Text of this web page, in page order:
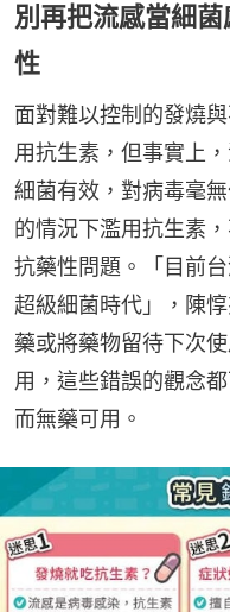
別再把流感當細
性
面對難以控制的發燒
用抗生素，但事實上
細菌有效，對病毒毫
的情況下濫用抗生素
抗藥性問題。「目前
超級細菌時代」，陳
藥或將藥物留待下次
用，這些錯誤的觀念
而無藥可用。